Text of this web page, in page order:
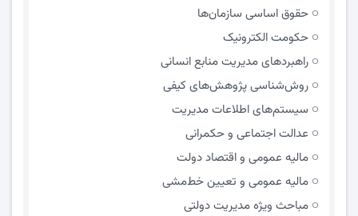
حقوق اساسی سازمان‌ها
حکومت الکترونیک
راهبردهای مدیریت منابع انسانی
روش‌شناسی پژوهش‌های کیفی
سیستم‌های اطلاعات مدیریت
عدالت اجتماعی و حکمرانی
مالیه عمومی و اقتصاد دولت
مالیه عمومی و تعیین خط‌مشی
مباحث ویژه مدیریت دولتی